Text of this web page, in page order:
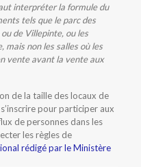
interpréter la formule du
tels que le parc des
de Villepinte, ou les
mais non les salles où les
vente avant la vente aux
de la taille des locaux de
pour participer aux
de personnes dans les
les règles de
rédigé par le Ministère